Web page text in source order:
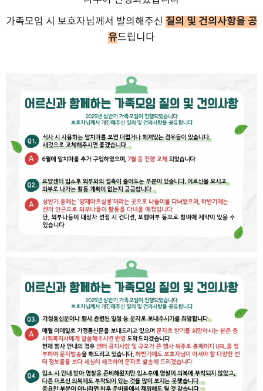
가족모임 시 보호자님께서 발의해주신 질의 및 건의사항을 공
유드립니다